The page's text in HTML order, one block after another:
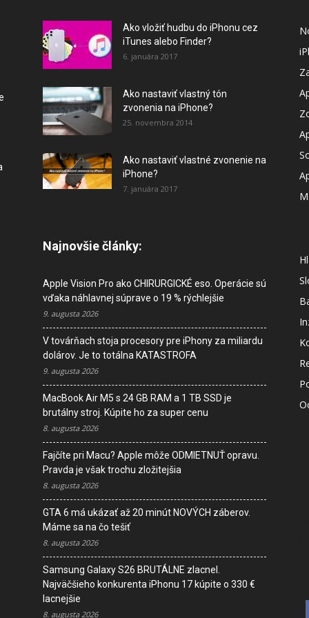
Ako vložiť hudbu do iPhonu cez
iTunes alebo Finder?
6. januára 2017
Ako nastaviť vlastný tón
zvonenia na iPhone?
25. novembra 2014
Ako nastaviť vlastné zvonenie na
iPhone?
7. januára 2017
Najnovšie články:
Apple Vision Pro ako CHIRURGICKÉ eso. Operácie sú
vďaka náhlavnej súprave o 19 % rýchlejšie
9. augusta 2026
V továrňach stoja procesory pre iPhony za miliardu
dolárov. Je to totálna KATASTROFA
9. augusta 2026
MacBook Air M5 s 24 GB RAM a 1 TB SSD je
brutálny stroj. Kúpite ho za super cenu
8. augusta 2026
Fajčíte pri Macu? Apple môže ODMIETNUŤ opravu.
Pravda je však trochu zložitejšia
8. augusta 2026
GTA 6 má ukázať až 20 minút NOVÝCH záberov.
Máme sa na čo tešiť
8. augusta 2026
Samsung Galaxy S26 BRUTÁLNE zlacnel.
Najväčšieho konkurenta iPhonu 17 kúpite o 330 €
lacnejšie
8. augusta 2026